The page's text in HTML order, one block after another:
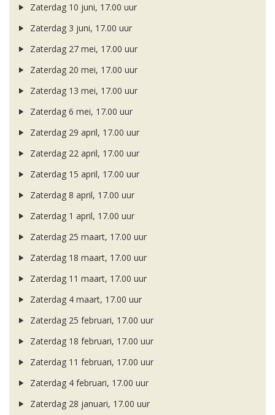
Zaterdag 10 juni, 17.00 uur
Zaterdag 3 juni, 17.00 uur
Zaterdag 27 mei, 17.00 uur
Zaterdag 20 mei, 17.00 uur
Zaterdag 13 mei, 17.00 uur
Zaterdag 6 mei, 17.00 uur
Zaterdag 29 april, 17.00 uur
Zaterdag 22 april, 17.00 uur
Zaterdag 15 april, 17.00 uur
Zaterdag 8 april, 17.00 uur
Zaterdag 1 april, 17.00 uur
Zaterdag 25 maart, 17.00 uur
Zaterdag 18 maart, 17.00 uur
Zaterdag 11 maart, 17.00 uur
Zaterdag 4 maart, 17.00 uur
Zaterdag 25 februari, 17.00 uur
Zaterdag 18 februari, 17.00 uur
Zaterdag 11 februari, 17.00 uur
Zaterdag 4 februari, 17.00 uur
Zaterdag 28 januari, 17.00 uur